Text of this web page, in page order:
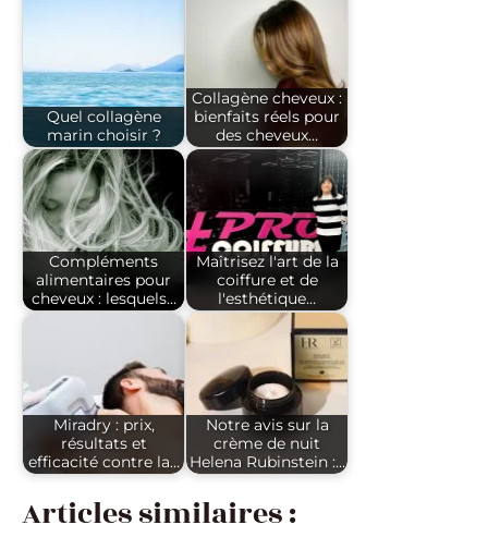
Quel collagène
marin choisir ?
Collagène cheveux :
bienfaits réels pour
des cheveux…
Compléments
alimentaires pour
cheveux : lesquels…
Maîtrisez l'art de la
coiffure et de
l'esthétique…
Miradry : prix,
résultats et
efficacité contre la…
Notre avis sur la
crème de nuit
Helena Rubinstein :…
Articles similaires :